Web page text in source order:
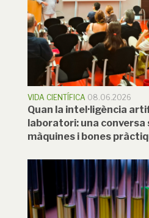
VIDA CIENTÍFICA 08.06.2026
Quan la intel·ligència
laboratori: una conversa
màquines i bones